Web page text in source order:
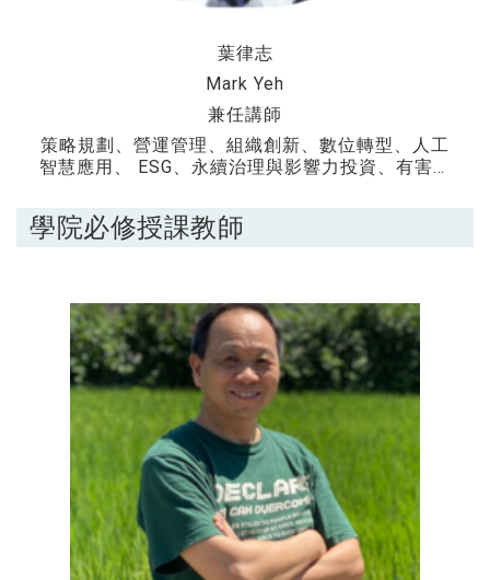
葉律志
Mark Yeh
兼任講師
策略規劃、營運管理、組織創新、數位轉型、人工
智慧應用、 ESG、永續治理與影響力投資、有害廢
學院必修授課教師